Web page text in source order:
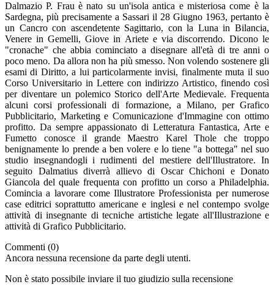
Dalmazio P. Frau è nato su un'isola antica e misteriosa come è la
Sardegna, più precisamente a Sassari il 28 Giugno 1963, pertanto è
un Cancro con ascendetente Sagittario, con la Luna in Bilancia,
Venere in Gemelli, Giove in Ariete e via discorrendo. Dicono le
"cronache" che abbia cominciato a disegnare all'età di tre anni o
poco meno. Da allora non ha più smesso. Non volendo sostenere gli
esami di Diritto, a lui particolarmente invisi, finalmente muta il suo
Corso Universitario in Lettere con indirizzo Artistico, finendo così
per diventare un polemico Storico dell'Arte Medievale. Frequenta
alcuni corsi professionali di formazione, a Milano, per Grafico
Pubblicitario, Marketing e Comunicazione d'Immagine con ottimo
profitto. Da sempre appassionato di Letteratura Fantastica, Arte e
Fumetto conosce il grande Maestro Karel Thole che troppo
benignamente lo prende a ben volere e lo tiene "a bottega" nel suo
studio insegnandogli i rudimenti del mestiere dell'Illustratore. In
seguito Dalmatius diverrà allievo di Oscar Chichoni e Donato
Giancola del quale frequenta con profitto un corso a Philadelphia.
Comincia a lavorare come Illustratore Professionista per numerose
case editrici soprattutto americane e inglesi e nel contempo svolge
attività di insegnante di tecniche artistiche legate all'Illustrazione e
attività di Grafico Pubblicitario.
Commenti (0)
Ancora nessuna recensione da parte degli utenti.
Non è stato possibile inviare il tuo giudizio sulla recensione